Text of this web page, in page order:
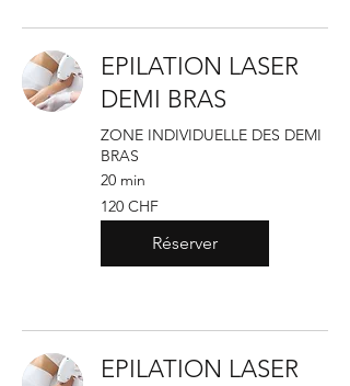
EPILATION LASER
DEMI BRAS
ZONE INDIVIDUELLE DES DEMI
BRAS
20 min
120
francs
suisses
120 CHF
Réserver
EPILATION LASER